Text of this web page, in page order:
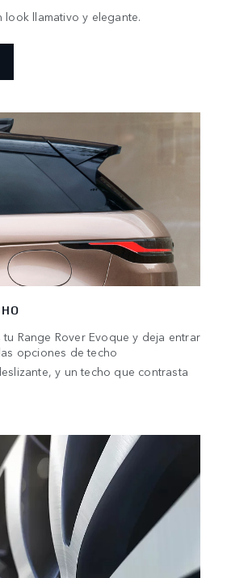
look llamativo y elegante.
tu Range Rover Evoque y deja entrar
opciones de techo
y un techo que contrasta